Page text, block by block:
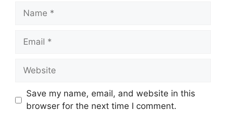
Save my name, email, and website in this
browser for the next time I comment.